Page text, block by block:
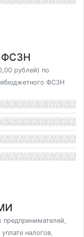
рублей) по
ФСЗН
предпринимателей,
налогов,